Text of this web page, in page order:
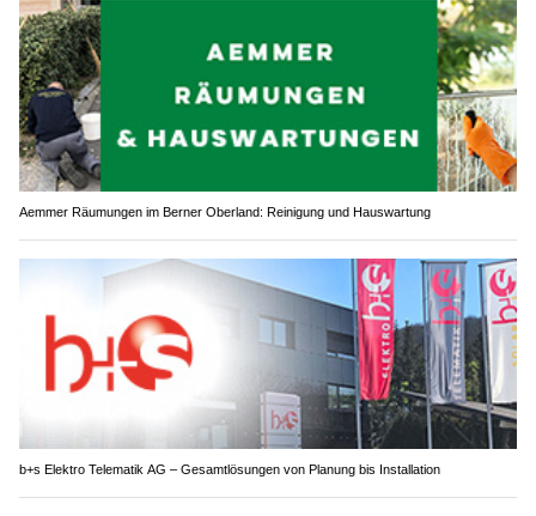
Aemmer Räumungen im Berner Oberland: Reinigung und Hauswartung
b+s Elektro Telematik AG – Gesamtlösungen von Planung bis Installation